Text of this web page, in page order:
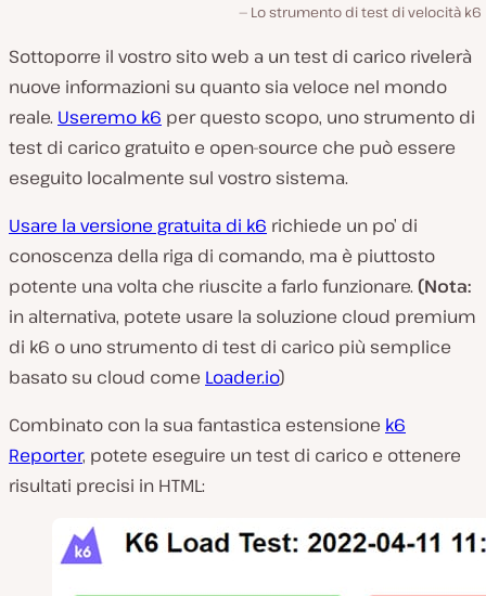
Lo strumento di test di velocità k6
Sottoporre il vostro sito web a un test di carico rivelerà
nuove informazioni su quanto sia veloce nel mondo
reale. Useremo k6 per questo scopo, uno strumento di
test di carico gratuito e open-source che può essere
eseguito localmente sul vostro sistema.
Usare la versione gratuita di k6 richiede un po’ di
conoscenza della riga di comando, ma è piuttosto
potente una volta che riuscite a farlo funzionare. (Nota:
in alternativa, potete usare la soluzione cloud premium
di k6 o uno strumento di test di carico più semplice
basato su cloud come Loader.io)
Combinato con la sua fantastica estensione k6
Reporter, potete eseguire un test di carico e ottenere
risultati precisi in HTML: